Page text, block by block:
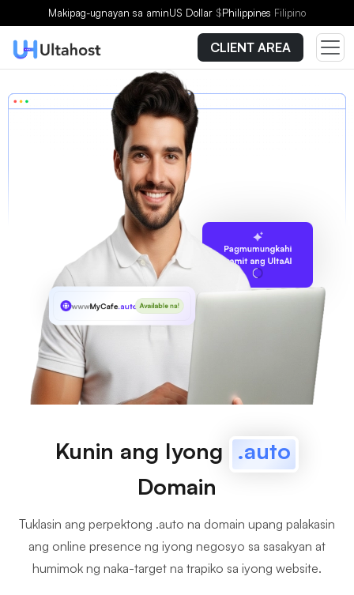
Makipag-ugnayan sa aminUS Dollar $Philippines Filipino
CLIENT AREA
Pagmumungkahi
gamit ang UltaAI
wwwMyCafe.auto Available na!
Kunin ang Iyong .auto
Domain
Tuklasin ang perpektong .auto na domain upang palakasin
ang online presence ng iyong negosyo sa sasakyan at
humimok ng naka-target na trapiko sa iyong website.